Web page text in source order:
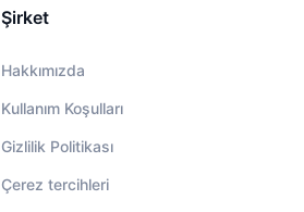
Şirket
Hakkımızda
Kullanım Koşulları
Gizlilik Politikası
Çerez tercihleri